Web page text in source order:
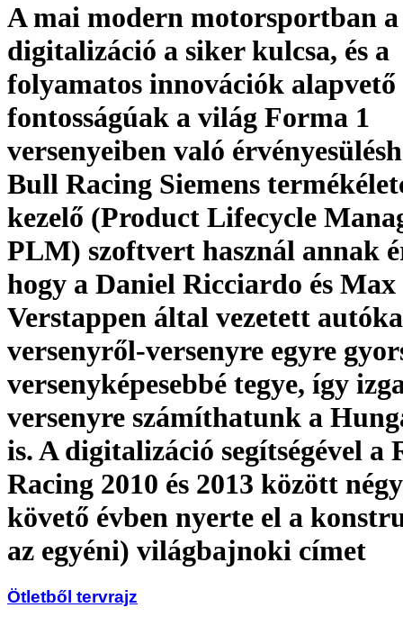
A mai modern motorsportban a
digitalizáció a siker kulcsa, és a
folyamatos innovációk alapvető
fontosságúak a világ Forma 1
versenyeiben való
Bull Racing Siemens
kezelő (Product Lifecycle
PLM) szoftvert használ annak
hogy a Daniel Ricciardo és Max
Verstappen által vezetett
versenyről-versenyre egyre
versenyképesebbé tegye, így
versenyre számíthatunk a
is. A digitalizáció segítségével a
Racing 2010 és 2013 között
követő évben nyerte el a
az egyéni) világbajnoki címet
Ötletből tervrajz